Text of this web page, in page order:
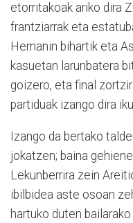
etorritakoak ariko dira
frantziarrak eta
Hernanin bihartik eta
kasuetan larunbatera
goizero, eta final
partiduak izango dira
Izango da bertako
jokatzen; baina
Lekunberrira zein
ibilbidea aste osoan
hartuko duten